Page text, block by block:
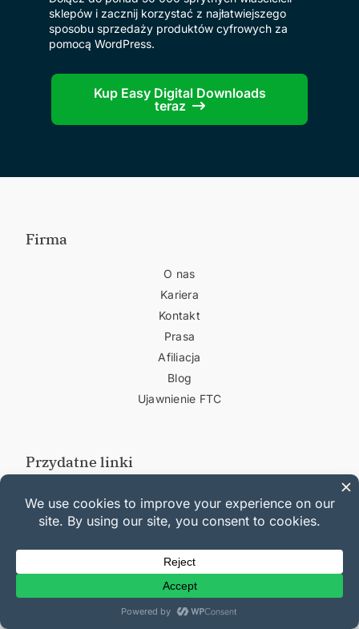
sklepów i zacznij korzystać z najłatwiejszego
sposobu sprzedaży produktów cyfrowych za
pomocą WordPress.
Kup Easy Digital Downloads
teraz
Firma
O nas
Kariera
Kontakt
Prasa
Afiliacja
Blog
Ujawnienie FTC
Przydatne linki
Dokumentacja
Dziennik zmian
Hosting WordPress
Załóż bloga
Stwórz stronę internetową